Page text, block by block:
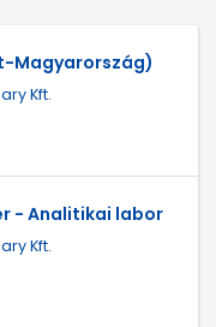
Magyarország)
Kft.
- Analitikai labor
Kft.